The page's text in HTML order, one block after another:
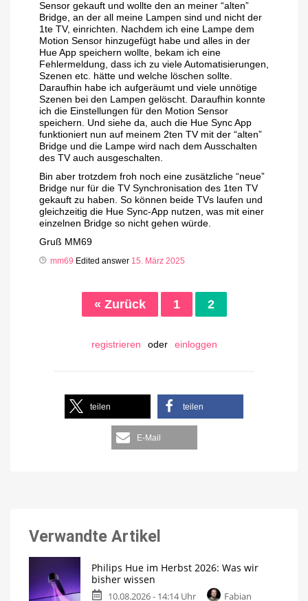
Sensor gekauft und wollte den an meiner “alten”
Bridge, an der all meine Lampen sind und nicht der
1te TV, einrichten. Nachdem ich eine Lampe dem
Motion Sensor hinzugefügt habe und alles in der
Hue App speichern wollte, bekam ich eine
Fehlermeldung, dass ich zu viele Automatisierungen,
Szenen etc. hätte und welche löschen sollte.
Daraufhin habe ich aufgeräumt und viele unnötige
Szenen bei den Lampen gelöscht. Daraufhin konnte
ich die Einstellungen für den Motion Sensor
speichern. Und siehe da, auch die Hue Sync App
funktioniert nun auf meinem 2ten TV mit der “alten”
Bridge und die Lampe wird nach dem Ausschalten
des TV auch ausgeschalten.
Bin aber trotzdem froh noch eine zusätzliche “neue”
Bridge nur für die TV Synchronisation des 1ten TV
gekauft zu haben. So können beide TVs laufen und
gleichzeitig die Hue Sync-App nutzen, was mit einer
einzelnen Bridge so nicht gehen würde.
Gruß MM69
mm69 Edited answer 15. März 2025
« Zurück 1 2
registrieren oder einloggen
teilen teilen
E-Mail
Verwandte Artikel
Philips Hue im Herbst 2026: Was wir
bisher wissen
10.08.2026 - 14:14 Uhr
Fabian